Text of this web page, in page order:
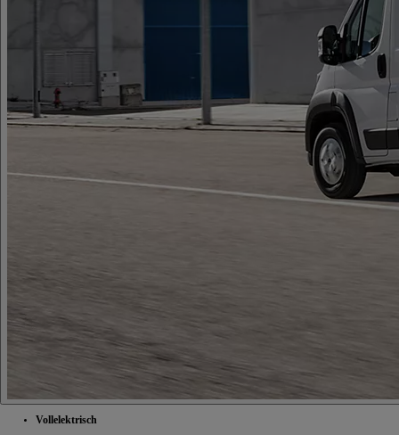
Vollelektrisch